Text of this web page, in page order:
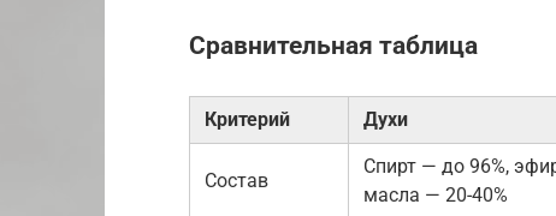
Сравнительная таблица
Критерий Духи
Состав
Спирт — до 96%,
масла — 20-40%